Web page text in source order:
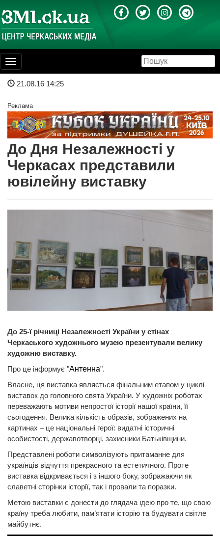
Toggle
navigation
21.08.16 14:25
Реклама
До Дня Незалежності у
Черкасах представили
ювілейну виставку
До 25-ї річниці Незалежності України у стінах
Черкаського художнього музею презентували велику
художню виставку.
Про це інформує "Антенна".
Власне, ця виставка являється фінальним етапом у циклі
виставок до головного свята України. У художніх роботах
переважають мотиви непростої історії нашої країни, її
сьогодення. Велика кількість образів, зображених на
картинах – це національні герої: видатні історичні
особистості, державотворці, захисники Батьківщини.
Представлені роботи символізують притаманне для
українців відчуття прекрасного та естетичного. Проте
виставка відкривається і з іншого боку, зображаючи як
славетні сторінки історії, так і провали та поразки.
Метою виставки є донести до глядача ідею про те, що свою
країну треба любити, пам’ятати історію та будувати світле
майбутнє.